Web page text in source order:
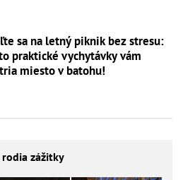
sa na letný piknik bez stresu:
praktické vychytávky vám
miesto v batohu!
rodia zážitky